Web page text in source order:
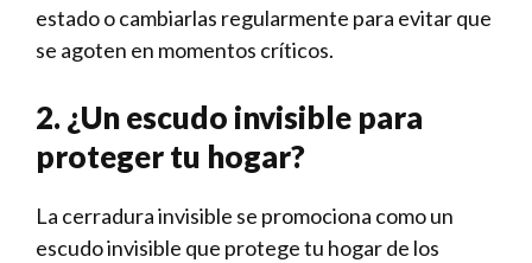
estado o cambiarlas regularmente para evitar que
se agoten en​ momentos críticos.
2. ¿Un escudo invisible para
proteger tu ⁤hogar?
La cerradura invisible‍ se promociona como un
escudo invisible que⁣ protege ⁢tu hogar de ⁣los